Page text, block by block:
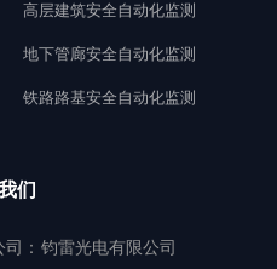
高层建筑安全自动化监测
地下管廊安全自动化监测
铁路路基安全自动化监测
司： 钧雷光电有限公司
们